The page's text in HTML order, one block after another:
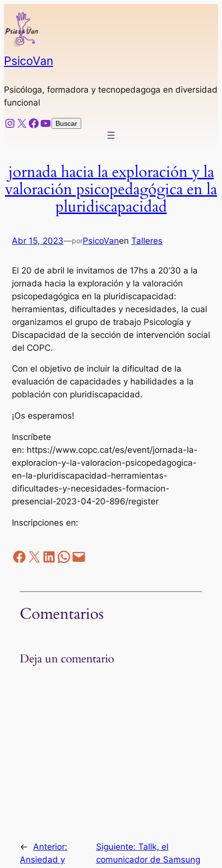
Saltar
contenido
PsicoVan
Psicóloga, formadora y tecnopedagoga en diversidad
funcional
Instagram
X Facebook
YouTube
Buscar
Buscar
jornada hacia la exploración y la
valoración psicopedagógica en la
pluridiscapacidad
Abr 15, 2023—porPsicoVanen Talleres
El 20 de abril le invitamos de 17hs a 20’30 a la
jornada hacia la exploración y la valoración
psicopedagógica en la pluridiscapacidad:
herramientas, dificultades y necesidades, la cual
organizamos el grupo de trabajo Psicología y
Discapacidad de la sección de intervención social
del COPC.
Con el objetivo de incluir la dificultad de la
evaluación de capacidades y habilidades a la
población con pluridiscapacidad.
¡Os esperamos!
Inscríbete
en: https://www.copc.cat/es/event/jornada-la-
exploracion-y-la-valoracion-psicopedagogica-
en-la-pluridiscapacidad-herramientas-
dificultades-y-necesidades-formacion-
presencial-2023-04-20-896/register
Inscripciones en:
Facebook
Z LinkedIn
WhatsApp
correo electrónico
Comentarios
Deja un comentario
← Anterior:
Ansiedad y
Siguiente: Tallk, el
comunicador de Samsung